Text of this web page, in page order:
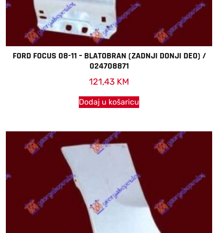
FORD FOCUS 08-11 – BLATOBRAN (ZADNJI DONJI DEO) /
024708871
121,43 KM
Dodaj u košaricu